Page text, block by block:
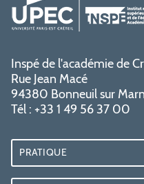
Inspé de l'académie de
Rue Jean Macé
94380 Bonneuil sur
Tél : +33 1 49 56 37 00
PRATIQUE